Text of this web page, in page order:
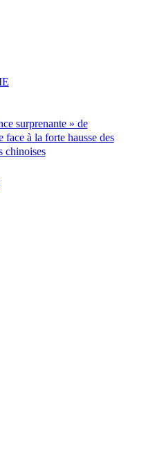
surprenante » de
face à la forte hausse des
chinoises